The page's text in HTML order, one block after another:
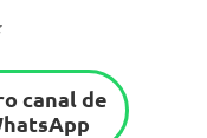
canal de